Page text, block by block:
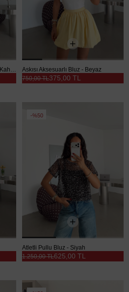
Omuz Büzgü Transparan Bluz - Kahve Askısı Aksesuarlı Bluz - Beyaz
375,00 TL
750,00 TL
%50
Atletli Pullu Bluz - Siyah
625,00 TL
1.250,00 TL